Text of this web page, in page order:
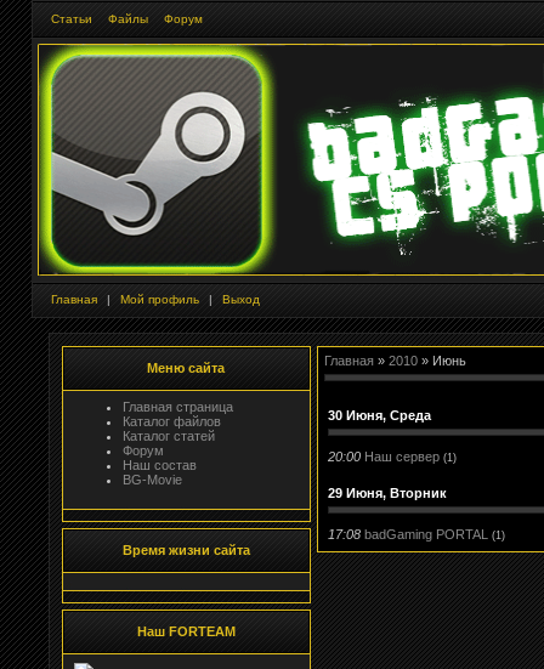
Статьи Файлы Форум
Главная | Мой профиль | Выход
Меню сайта
Главная страница
Каталог файлов
Каталог статей
Форум
Наш состав
BG-Movie
Время жизни сайта
Наш FORTEAM
Главная» 2010 » Июнь
30 Июня, Среда
20:00 Наш сервер (1)
29 Июня, Вторник
17:08 badGaming PORTAL (1)